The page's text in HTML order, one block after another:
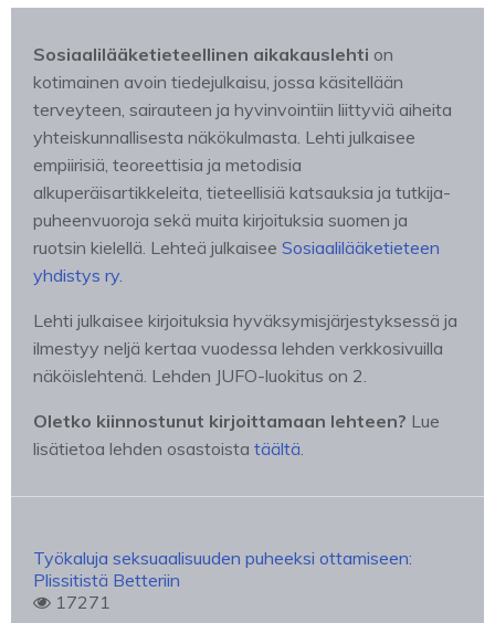
Sosiaalilääketieteellinen aikakauslehti on
kotimainen avoin tiedejulkaisu, jossa käsitellään
terveyteen, sairauteen ja hyvinvointiin liittyviä aiheita
yhteiskunnallisesta näkökulmasta. Lehti julkaisee
empiirisiä, teoreettisia ja metodisia
alkuperäisartikkeleita, tieteellisiä katsauksia ja tutkija-
puheenvuoroja sekä muita kirjoituksia suomen ja
ruotsin kielellä. Lehteä julkaisee Sosiaalilääketieteen
yhdistys ry.
Lehti julkaisee kirjoituksia hyväksymisjärjestyksessä ja
ilmestyy neljä kertaa vuodessa lehden verkkosivuilla
näköislehtenä. Lehden JUFO-luokitus on 2.
Oletko kiinnostunut kirjoittamaan lehteen? Lue
lisätietoa lehden osastoista täältä.
Työkaluja seksuaalisuuden puheeksi ottamiseen:
Plissitistä Betteriin
17271